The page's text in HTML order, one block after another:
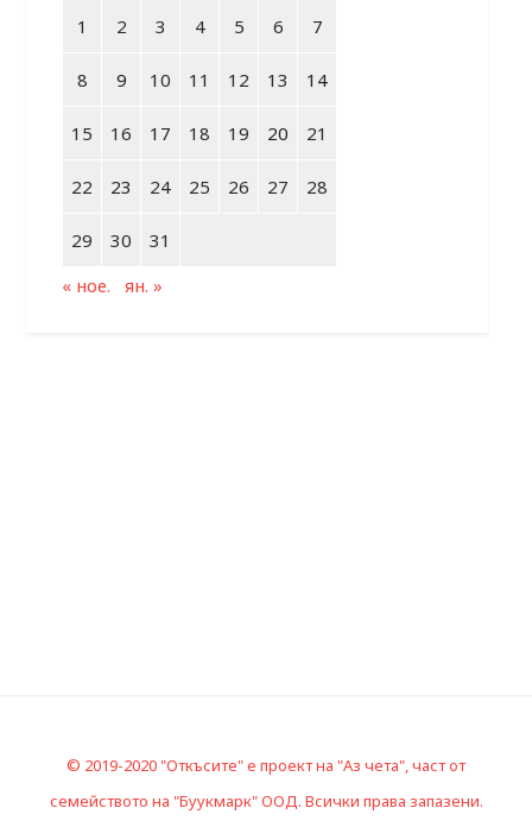
1 2 3 4 5 6 7
8 9 10 11 12 13 14
15 16 17 18 19 20 21
22 23 24 25 26 27 28
29 30
31
« ное.
ян. »
© 2019-2020 "Откъсите" е проект на "Аз чета", част от
семейството на "Буукмарк" ООД. Всички права запазени.